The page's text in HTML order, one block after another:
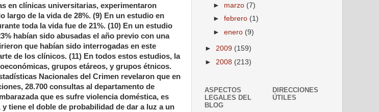
en clínicas universitarias, experimentaron
largo de la vida de 28%. (9) En un estudio en
toda la vida fue de 21%. (10) En un estudio
habían sido abusadas el año previo con una
que habían sido interrogadas en este
de los clínicos. (11) En todos estos estudios, la
grupos etáreos, y grupos étnicos.
Nacionales del Crimen revelaron que en
28.700 consultas al departamento de
que es sufre violencia doméstica, es
tiene el doble de probabilidad de dar a luz a un
► marzo (7)
►febrero (1)
►enero (9)
► 2009 (159)
► 2008 (213)
ASPECTOS
LEGALES DEL
BLOG
DIRECCIONES
ÚTILES